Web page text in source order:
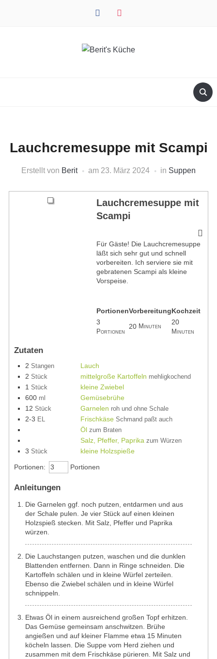
facebook instagram
Lauchcremesuppe mit Scampi
Erstellt von Berit am 23. März 2024 in Suppen
Lauchcremesuppe mit
Scampi
Für Gäste! Die Lauchcremesuppe
läßt sich sehr gut und schnell
vorbereiten. Ich serviere sie mit
gebratenen Scampi als kleine
Vorspeise.
PortionenVorbereitung
3
Portionen
20 Minuten
Kochzeit
20
Minuten
Zutaten
2 Stangen
Lauch
2 Stück mittelgroße Kartoffeln mehligkochend
1 Stück
kleine Zwiebel
600 ml
Gemüsebrühe
12 Stück Garnelen roh und ohne Schale
2-3 EL Frischkäse Schmand paßt auch
Öl zum Braten
Salz, Pfeffer, Paprika zum Würzen
3 Stück kleine Holzspieße
Portionen: Portionen
Anleitungen
Die Garnelen ggf. noch putzen, entdarmen und aus
der Schale pulen. Je vier Stück auf einen kleinen
Holzspieß stecken. Mit Salz, Pfeffer und Paprika
würzen.
Die Lauchstangen putzen, waschen und die dunklen
Blattenden entfernen. Dann in Ringe schneiden. Die
Kartoffeln schälen und in kleine Würfel zerteilen.
Ebenso die Zwiebel schälen und in kleine Würfel
schnippeln.
Etwas Öl in einem ausreichend großen Topf erhitzen.
Das Gemüse gemeinsam anschwitzen. Brühe
angießen und auf kleiner Flamme etwa 15 Minuten
köcheln lassen. Die Suppe vom Herd ziehen und
zusammen mit dem Frischkäse pürieren. Mit Salz und